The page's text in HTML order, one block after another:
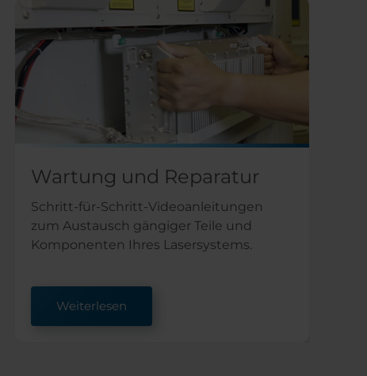
Wartung und Reparatur
Schritt-für-Schritt-Videoanleitungen
zum Austausch gängiger Teile und
Komponenten Ihres Lasersystems.
Weiterlesen